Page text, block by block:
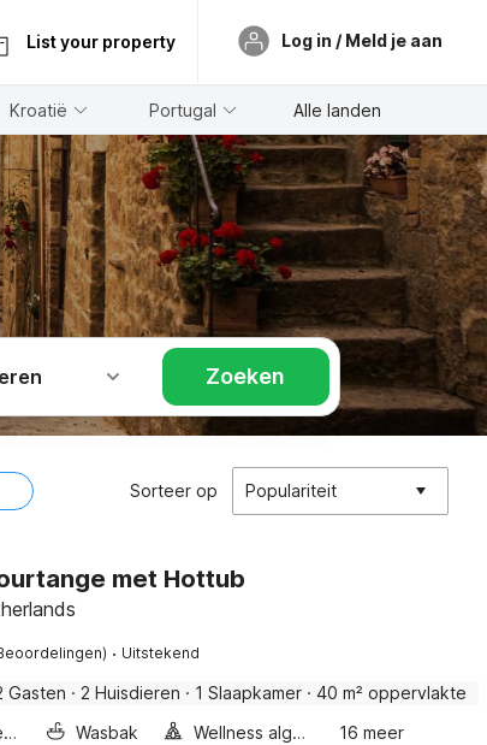
List your property Log in / Meld je aan
Kroatië Portugal Alle landen
Zoeken
Sorteer op Populariteit
met Hottub
· Uitstekend
Gasten · 2 Huisdieren · 1 Slaapkamer · 40 m² oppervlakte
Combimagnetron
Wasbak Wellness algemeen
16 meer